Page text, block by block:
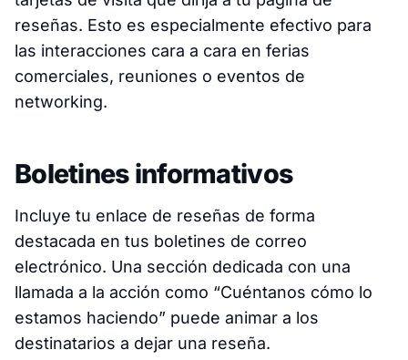
reseñas. Esto es especialmente efectivo para
las interacciones cara a cara en ferias
comerciales, reuniones o eventos de
networking.
Boletines informativos
Incluye tu enlace de reseñas de forma
destacada en tus boletines de correo
electrónico. Una sección dedicada con una
llamada a la acción como “Cuéntanos cómo lo
estamos haciendo” puede animar a los
destinatarios a dejar una reseña.